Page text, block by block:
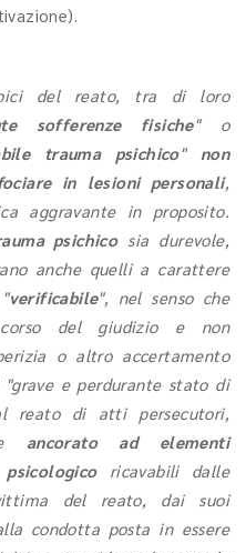
del reato, tra di loro
sofferenze fisiche" o
trauma psichico" non
in lesioni personali,
aggravante in proposito.
psichicosia durevole,
anche quelli a carattere
verificabile", nel senso che
del giudizio e non
o altro accertamento
e perdurante stato di
reato di atti persecutori,
ancorato ad elementi
ricavabili dalle
del reato, dai suoi
condotta posta in essere